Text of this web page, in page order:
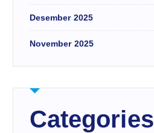
Desember 2025
November 2025
Categories